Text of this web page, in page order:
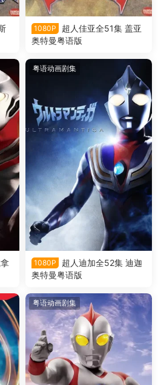
1080P
超人佳亚全51集 盖亚
奥特曼粤语版
粤语动画剧集
1080P
超人迪加全52集 迪迦
奥特曼粤语版
粤语动画剧集